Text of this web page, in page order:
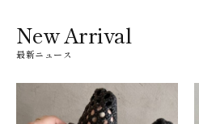
New Arrival
最新ニュース